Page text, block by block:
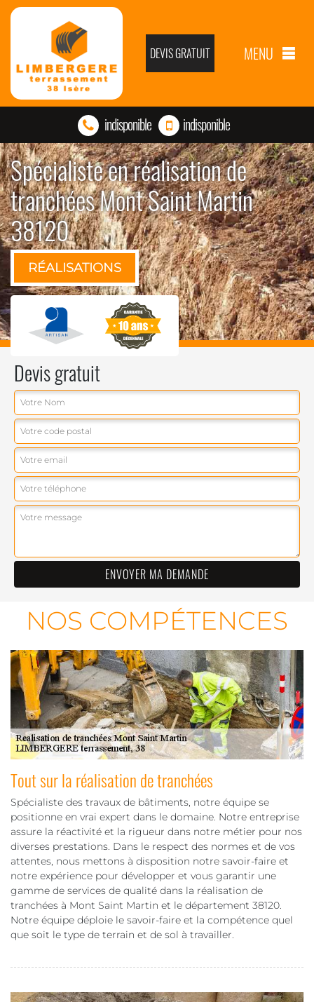
DEVIS GRATUIT MENU
indisponible indisponible
Spécialiste en réalisation de
tranchées Mont Saint Martin
38120
RÉALISATIONS
Devis gratuit
NOS COMPÉTENCES
Tout sur la réalisation de tranchées
Spécialiste des travaux de bâtiments, notre équipe se
positionne en vrai expert dans le domaine. Notre entreprise
assure la réactivité et la rigueur dans notre métier pour nos
diverses prestations. Dans le respect des normes et de vos
attentes, nous mettons à disposition notre savoir-faire et
notre expérience pour développer et vous garantir une
gamme de services de qualité dans la réalisation de
tranchées à Mont Saint Martin et le département 38120.
Notre équipe déploie le savoir-faire et la compétence quel
que soit le type de terrain et de sol à travailler.